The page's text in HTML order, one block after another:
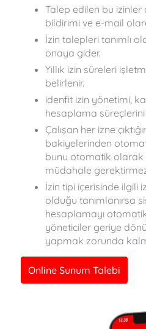
Talep edilen bu izinler
bildirimi ve e-mail
İzin talepleri tanımlı
onaya gider.
Yıllık izin süreleri
belirlenir.
idenfit izin yönetimi,
hesaplama
Çalışan her izne
bakiyelerinden
bunu otomatik
müdahale
İzin tipi içerisinde ilgili
olduğu tanımlanırsa
hesaplamayı
yöneticiler geriye
yapmak zorunda
Online Sunum Talebi